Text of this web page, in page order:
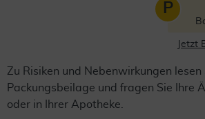
P
Jetzt
Zu Risiken und Nebenwirkungen
Packungsbeilage und fragen Sie Ihre
oder in Ihrer Apotheke.